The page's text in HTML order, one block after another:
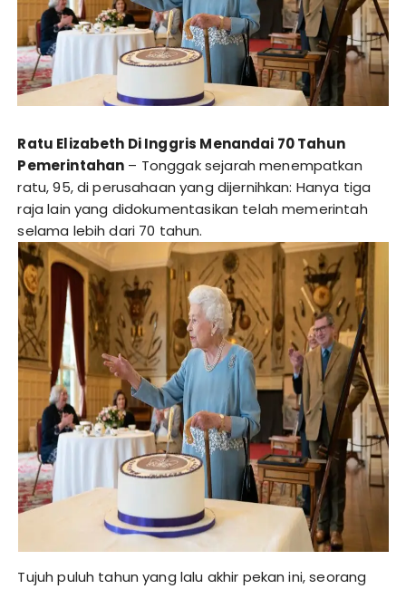
Ratu Elizabeth Di Inggris Menandai 70 Tahun
Pemerintahan – Tonggak sejarah menempatkan
ratu, 95, di perusahaan yang dijernihkan: Hanya tiga
raja lain yang didokumentasikan telah memerintah
selama lebih dari 70 tahun.
Tujuh puluh tahun yang lalu akhir pekan ini, seorang